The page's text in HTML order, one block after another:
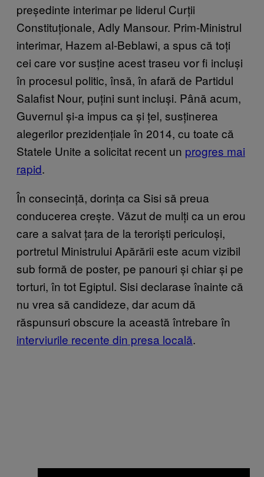
președinte interimar pe liderul Curții
Constituționale, Adly Mansour. Prim-Ministrul
interimar, Hazem al-Beblawi, a spus că toți
cei care vor susține acest traseu vor fi incluși
în procesul politic, însă, în afară de Partidul
Salafist Nour, puțini sunt incluși. Până acum,
Guvernul și-a impus ca și țel, susținerea
alegerilor prezidențiale în 2014, cu toate că
Statele Unite a solicitat recent un progres mai
rapid.
În consecință, dorința ca Sisi să preua
conducerea crește. Văzut de mulți ca un erou
care a salvat țara de la teroriști periculoși,
portretul Ministrului Apărării este acum vizibil
sub formă de poster, pe panouri și chiar și pe
torturi, în tot Egiptul. Sisi declarase înainte că
nu vrea să candideze, dar acum dă
răspunsuri obscure la această întrebare în
interviurile recente din presa locală.